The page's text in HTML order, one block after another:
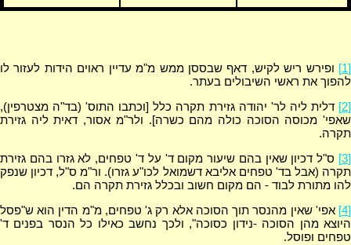
[1]
ופירש ריש לקיש, דאף שבססן ממש מ"מ עדיין ראוים הידות לעזור לו
להפוך את ראשי השיבולים בעתר.
[2]
דלית ליה לר' יהודה גזירת תקרה כלל [וכתבו התוס' (בד"ה מצטרפין),
שאפי' מכוסה הסוכה כולה מהם כשרה]. ולר"מ אסור, דאית ליה גזירת
תקרה.
[3]
ס"ל דכיון שאין בהם שיעור מקום ד' על ד' טפחים, לא גזרו בהם גזירת
תקרה (אבל בד' טפחים אליבא דשמואל לכו"ע גזרו). ור"מ ס"ל, דכיון שנפק
להו מתורת לבוד - הם מקום חשוב ובכלל גזירת תקרה הם.
[4]
אפי' שאין מהנסר תוך הסוכה אלא רק ג' טפחים, מ"מ הדין הוא ש"פסל
היוצא מהן הסוכה -נידון כסוכה", ולכך נחשב כאילו כל הנסר בפנים ד'
טפחים ופוסל.